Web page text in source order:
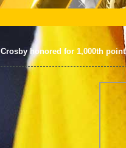
Crosby honored for 1,000th point